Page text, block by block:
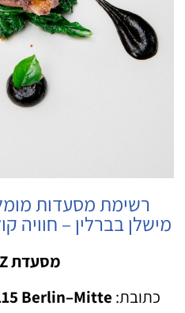
רשימת מסעדות
מישלן בברלין – חוויה
מסעדת RUTZ
כתובת: Chausseestr. 8, Berlin–Mitte